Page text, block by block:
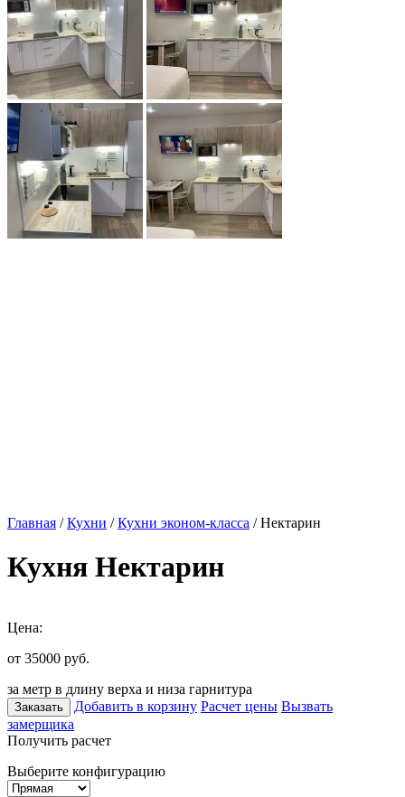
Главная /Кухни /Кухни эконом-класса / Нектарин
Кухня Нектарин
Цена:
от 35000 руб.
за метр в длину верха и низа гарнитура
Заказать Добавить в корзину Расчет цены Вызвать
замерщика
Получить расчет
Выберите конфигурацию